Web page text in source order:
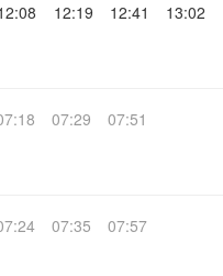
12:19 12:41 13:02
07:29 07:51
07:35 07:57